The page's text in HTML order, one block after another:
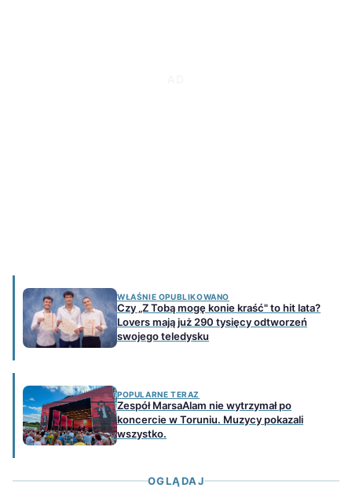
WŁAŚNIE OPUBLIKOWANO
Czy „Z Tobą mogę konie kraść" to hit lata?
Lovers mają już 290 tysięcy odtworzeń
swojego teledysku
POPULARNE TERAZ
Zespół MarsaAlam nie wytrzymał po
koncercie w Toruniu. Muzycy pokazali
wszystko.
OGLĄDAJ